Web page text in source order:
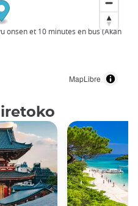
MapLibre
onsen et 10 minutes en bus (Akan